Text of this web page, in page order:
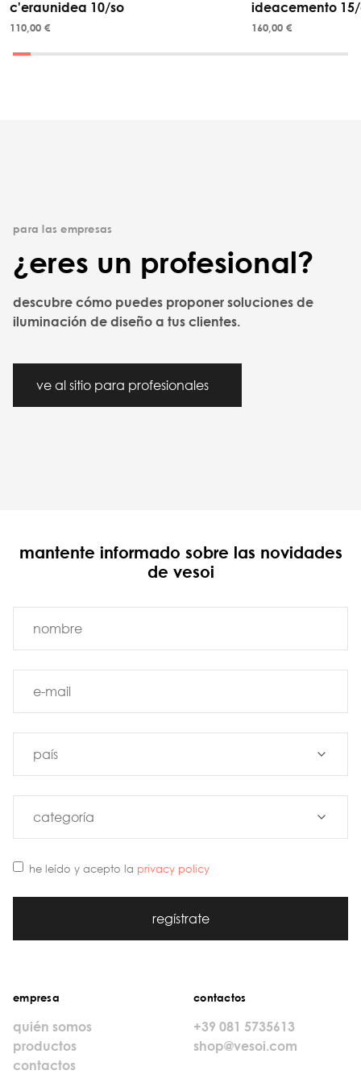
c'eraunidea 10/so
110,00 €
ideacemento
160,00 €
para las empresas
¿eres un profesional?
descubre cómo puedes proponer soluciones de
iluminación de diseño a tus clientes.
ve al sitio para profesionales
mantente informado sobre las novidades
de vesoi
he leído y acepto la privacy policy
regístrate
empresa
quién somos
productos
contactos
contactos
+39 081 5735613
shop@vesoi.com